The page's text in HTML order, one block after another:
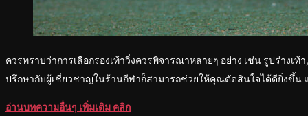
ควรทราบว่าการเลือกรองเท้าวิ่งควรพิจารณาหลายๆ อย่าง เช่น รูปร่างเ
ปรึกษากับผู้เชี่ยวชาญในร้านกีฬาก็สามารถช่วยให้คุณตัดสินใจได้ดียิ่งขึ้น
อ่านบทความอื่นๆ เพิ่มเติม คลิก